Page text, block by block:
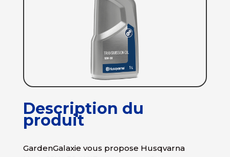
Description du
produit
GardenGalaxie vous propose Husqvarna